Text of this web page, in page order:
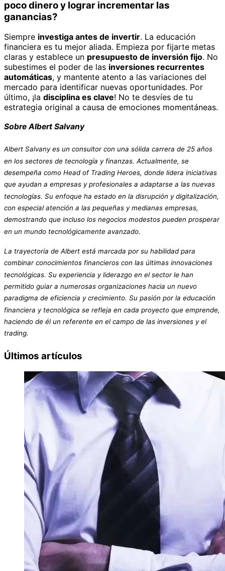
poco dinero y lograr incrementar las
ganancias?
Siempre investiga antes de invertir. La educación
financiera es tu mejor aliada. Empieza por fijarte metas
claras y establece un presupuesto de inversión fijo. No
subestimes el poder de las inversiones recurrentes
automáticas, y mantente atento a las variaciones del
mercado para identificar nuevas oportunidades. Por
último, ¡la disciplina es clave! No te desvíes de tu
estrategia original a causa de emociones momentáneas.
Sobre Albert Salvany
Albert Salvany es un consultor con una sólida carrera de 25 años
en los sectores de tecnología y finanzas. Actualmente, se
desempeña como Head of Trading Heroes, donde lidera iniciativas
que ayudan a empresas y profesionales a adaptarse a las nuevas
tecnologías. Su enfoque ha estado en la disrupción y digitalización,
con especial atención a las pequeñas y medianas empresas,
demostrando que incluso los negocios modestos pueden prosperar
en un mundo tecnológicamente avanzado.
La trayectoria de Albert está marcada por su habilidad para
combinar conocimientos financieros con las últimas innovaciones
tecnológicas. Su experiencia y liderazgo en el sector le han
permitido guiar a numerosas organizaciones hacia un nuevo
paradigma de eficiencia y crecimiento. Su pasión por la educación
financiera y tecnológica se refleja en cada proyecto que emprende,
haciendo de él un referente en el campo de las inversiones y el
trading.
Últimos artículos